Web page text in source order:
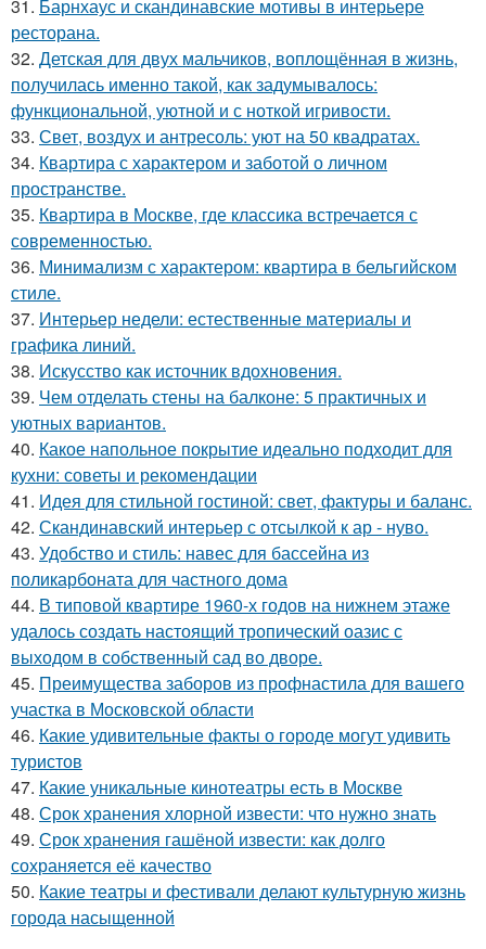
31. Барнхаус и скандинавские мотивы в интерьере
ресторана.
32. Детская для двух мальчиков, воплощённая в жизнь,
получилась именно такой, как задумывалось:
функциональной, уютной и с ноткой игривости.
33. Свет, воздух и антресоль: уют на 50 квадратах.
34. Квартира с характером и заботой о личном
пространстве.
35. Квартира в Москве, где классика встречается с
современностью.
36. Минимализм с характером: квартира в бельгийском
стиле.
37. Интерьер недели: естественные материалы и
графика линий.
38. Искусство как источник вдохновения.
39. Чем отделать стены на балконе: 5 практичных и
уютных вариантов.
40. Какое напольное покрытие идеально подходит для
кухни: советы и рекомендации
41. Идея для стильной гостиной: свет, фактуры и баланс.
42. Скандинавский интерьер с отсылкой к ар - нуво.
43. Удобство и стиль: навес для бассейна из
поликарбоната для частного дома
44. В типовой квартире 1960-х годов на нижнем этаже
удалось создать настоящий тропический оазис с
выходом в собственный сад во дворе.
45. Преимущества заборов из профнастила для вашего
участка в Московской области
46. Какие удивительные факты о городе могут удивить
туристов
47. Какие уникальные кинотеатры есть в Москве
48. Срок хранения хлорной извести: что нужно знать
49. Срок хранения гашёной извести: как долго
сохраняется её качество
50. Какие театры и фестивали делают культурную жизнь
города насыщенной